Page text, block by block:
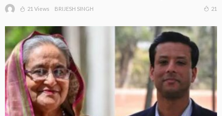
21 Views BRIJESH SINGH 21